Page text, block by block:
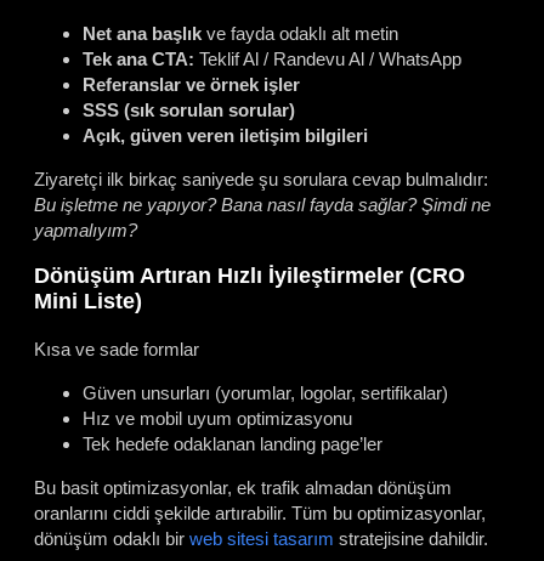
Net ana başlık ve fayda odaklı alt metin
Tek ana CTA: Teklif Al / Randevu Al / WhatsApp
Referanslar ve örnek işler
SSS (sık sorulan sorular)
Açık, güven veren iletişim bilgileri
Ziyaretçi ilk birkaç saniyede şu sorulara cevap bulmalıdır:
Bu işletme ne yapıyor? Bana nasıl fayda sağlar? Şimdi ne
yapmalıyım?
Dönüşüm Artıran Hızlı İyileştirmeler (CRO
Mini Liste)
Kısa ve sade formlar
Güven unsurları (yorumlar, logolar, sertifikalar)
Hız ve mobil uyum optimizasyonu
Tek hedefe odaklanan landing page’ler
Bu basit optimizasyonlar, ek trafik almadan dönüşüm
oranlarını ciddi şekilde artırabilir. Tüm bu optimizasyonlar,
dönüşüm odaklı bir web sitesi tasarım stratejisine dahildir.